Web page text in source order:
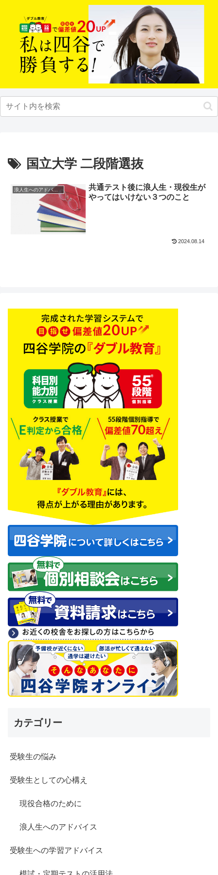
国立大学 二段階選抜
浪人生へのアドバイス
共通テスト後に浪人生・現役生が
やってはいけない３つのこと
2024.08.14
カテゴリー
受験生の悩み
受験生としての心構え
現役合格のために
浪人生へのアドバイス
受験生への学習アドバイス